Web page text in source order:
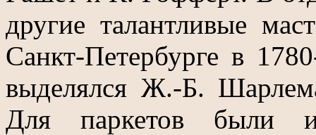
другие талантливые
Санкт-Петербурге в
выделялся Ж.-Б.
Для паркетов были